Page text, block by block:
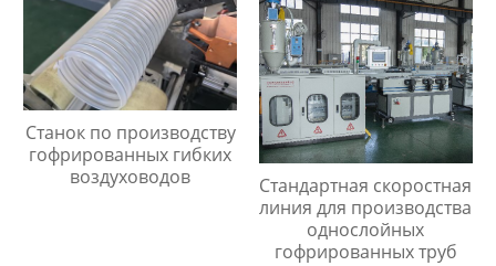
Станок по производству
гофрированных гибких
воздуховодов
Стандартная скоростная
линия для производства
однослойных
гофрированных труб